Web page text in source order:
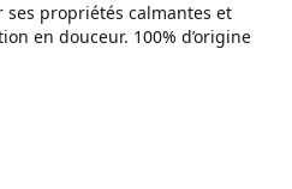
propriétés calmantes et
en douceur. 100% d’origine